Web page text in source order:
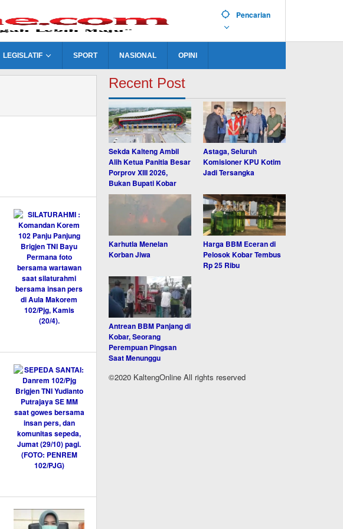
Pencarian
LEGISLATIF SPORT NASIONAL OPINI
Recent Post
Sekda Kalteng Ambil
Alih Ketua Panitia Besar
Porprov XIII 2026,
Bukan Bupati Kobar
Astaga, Seluruh
Komisioner KPU Kotim
Jadi Tersangka
Karhutla Menelan
Korban Jiwa
Harga BBM Eceran di
Pelosok Kobar Tembus
Rp 25 Ribu
Antrean BBM Panjang di
Kobar, Seorang
Perempuan Pingsan
Saat Menunggu
©2020 KaltengOnline All rights reserved